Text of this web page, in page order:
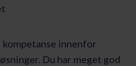
innenfor
Du har meget god